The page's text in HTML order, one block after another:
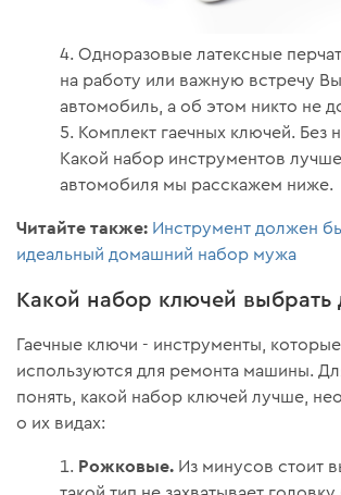
Одноразовые латексные
на работу или важную встречу
автомобиль, а об этом никто не
Комплект гаечных ключей. Без
Какой набор инструментов
автомобиля мы расскажем ниже.
Читайте также: Инструмент должен
идеальный домашний набор мужа
Какой набор ключей выбрать
Гаечные ключи - инструменты,
используются для ремонта машины.
понять, какой набор ключей лучше,
о их видах:
Рожковые. Из минусов стоит